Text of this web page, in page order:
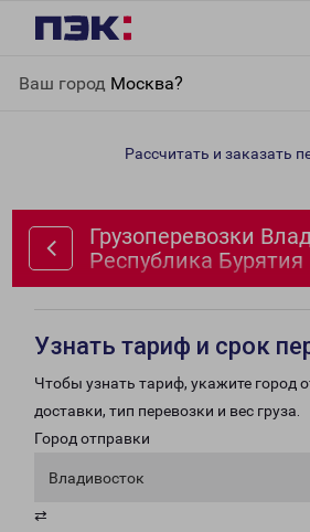
Ваш город Москва?
Республика Бурятия
Рассчитать и заказать
Грузоперевозки
Республика Бурятия
Узнать тариф и срок
Чтобы узнать тариф, укажите город
доставки, тип перевозки и вес груза.
Город отправки
Владивосток
⇄